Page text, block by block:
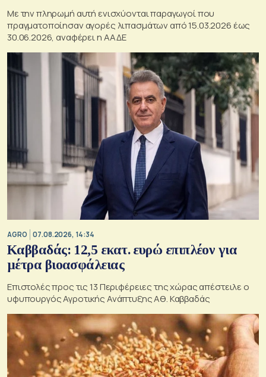
Με την πληρωμή αυτή ενισχύονται παραγωγοί που
πραγματοποίησαν αγορές λιπασμάτων από 15.03.2026 έως
30.06.2026, αναφέρει η ΑΑΔΕ
AGRO 07.08.2026, 14:34
Καββαδάς: 12,5 εκατ. ευρώ επιπλέον για
μέτρα βιοασφάλειας
Επιστολές προς τις 13 Περιφέρειες της χώρας απέστειλε ο
υφυπουργός Αγροτικής Ανάπτυξης Αθ. Καββαδάς